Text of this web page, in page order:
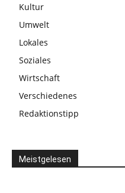
Kultur
Umwelt
Lokales
Soziales
Wirtschaft
Verschiedenes
Redaktionstipp
Meistgelesen